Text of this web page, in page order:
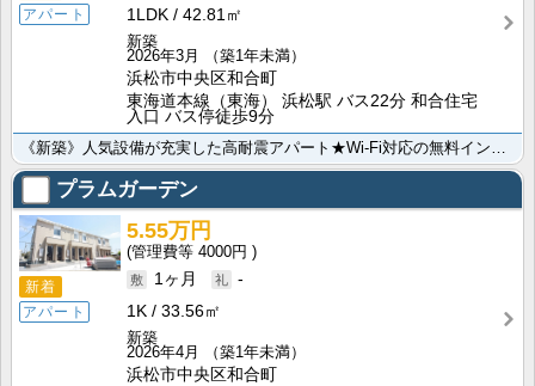
アパート
1LDK
42.81㎡
新築
2026年3月
（築1年未満）
浜松市中央区和合町
東海道本線（東海） 浜松駅 バス22分 和合住宅
入口 バス停徒歩9分
プラムガーデン
新着
アパート
5.55万円
4000円
1ヶ月
-
1K
33.56㎡
新築
2026年4月
（築1年未満）
浜松市中央区和合町